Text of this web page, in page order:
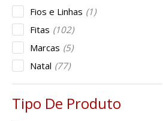
Fios e Linhas (1)
Fitas (102)
Marcas (5)
Natal (77)